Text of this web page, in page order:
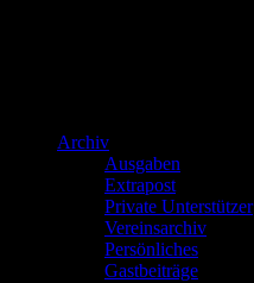
Archiv
Ausgaben
Extrapost
Private Unterstützer
Vereinsarchiv
Persönliches
Gastbeiträge